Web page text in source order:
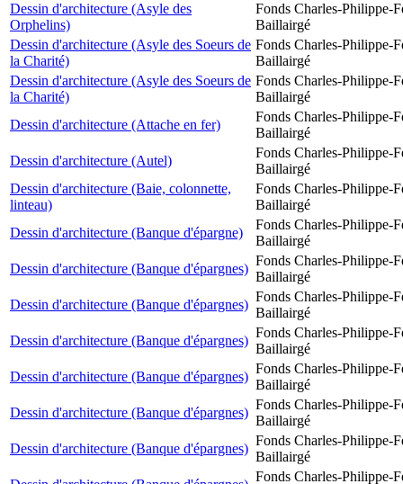
Dessin d'architecture (Asyle des
Orphelins)
Fonds Charles-Philippe-
Baillairgé
Dessin d'architecture (Asyle des Soeurs de
la Charité)
Fonds Charles-Philippe-
Baillairgé
Dessin d'architecture (Asyle des Soeurs de
la Charité)
Fonds Charles-Philippe-
Baillairgé
Dessin d'architecture (Attache en fer)
Fonds Charles-Philippe-
Baillairgé
Dessin d'architecture (Autel)
Fonds Charles-Philippe-
Baillairgé
Dessin d'architecture (Baie, colonnette,
linteau)
Fonds Charles-Philippe-
Baillairgé
Dessin d'architecture (Banque d'épargne)
Fonds Charles-Philippe-
Baillairgé
Dessin d'architecture (Banque d'épargnes)
Fonds Charles-Philippe-
Baillairgé
Dessin d'architecture (Banque d'épargnes)
Fonds Charles-Philippe-
Baillairgé
Dessin d'architecture (Banque d'épargnes)
Fonds Charles-Philippe-
Baillairgé
Dessin d'architecture (Banque d'épargnes)
Fonds Charles-Philippe-
Baillairgé
Dessin d'architecture (Banque d'épargnes)
Fonds Charles-Philippe-
Baillairgé
Dessin d'architecture (Banque d'épargnes)
Fonds Charles-Philippe-
Baillairgé
Fonds Charles-Philippe-